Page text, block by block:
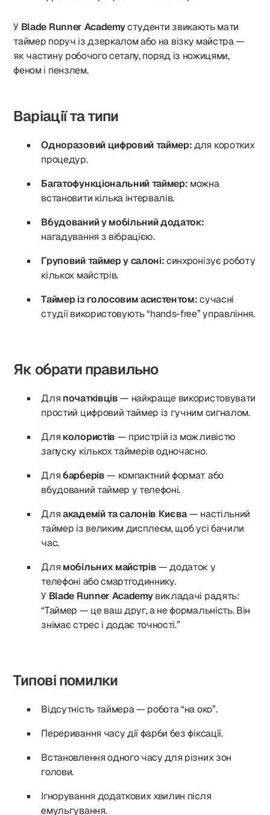
У Blade Runner Academyстуденти звикають мати
таймер поруч із дзеркалом або на візку майстра —
як частину робочого сетапу, поряд із ножицями,
феном і пензлем.
Варіації та типи
Одноразовий цифровий таймер:для коротких
процедур.
Багатофункціональний таймер: можна
встановити кілька інтервалів.
Вбудований у мобільний додаток:
нагадування з вібрацією.
Груповий таймер у салоні:синхронізує роботу
кількох майстрів.
Таймер із голосовим асистентом:сучасні
студії використовують “hands-free” управління.
Як обрати правильно
Дляпочатківців— найкраще використовувати
простий цифровий таймер із гучним сигналом.
Дляколористів — пристрій із можливістю
запуску кількох таймерів одночасно.
Длябарберів— компактний формат або
вбудований таймер у телефоні.
Дляакадемій та салонів Києва— настільний
таймер із великим дисплеєм, щоб усі бачили
час.
Длямобільних майстрів— додаток у
телефоні або смартгодиннику.
У Blade Runner Academyвикладачі радять:
“Таймер — це ваш друг, а не формальність. Він
знімає стрес і додає точності.”
Типові помилки
Відсутність таймера — робота “на око”.
Переривання часу дії фарби без фіксації.
Встановлення одного часу для різних зон
голови.
Ігнорування додаткових хвилин після
емульгування.